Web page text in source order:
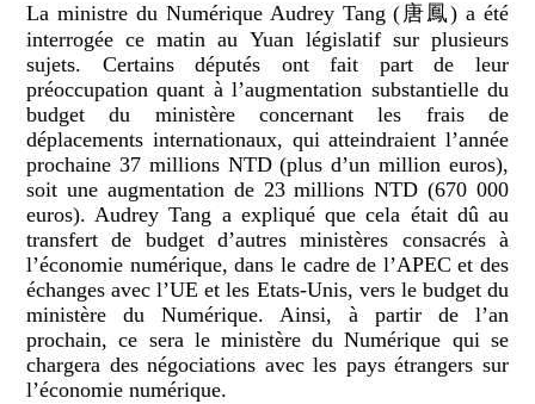
La ministre du Numérique Audrey Tang (唐鳳) a été
interrogée ce matin au Yuan législatif sur plusieurs
sujets. Certains députés ont fait part de leur
préoccupation quant à l’augmentation substantielle du
budget du ministère concernant les frais de
déplacements internationaux, qui atteindraient l’année
prochaine 37 millions NTD (plus d’un million euros),
soit une augmentation de 23 millions NTD (670 000
euros). Audrey Tang a expliqué que cela était dû au
transfert de budget d’autres ministères consacrés à
l’économie numérique, dans le cadre de l’APEC et des
échanges avec l’UE et les Etats-Unis, vers le budget du
ministère du Numérique. Ainsi, à partir de l’an
prochain, ce sera le ministère du Numérique qui se
chargera des négociations avec les pays étrangers sur
l’économie numérique.